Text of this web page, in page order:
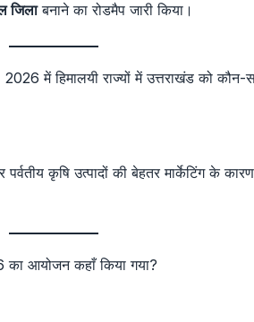
जिलाबनाने का रोडमैप जारी किया।
में हिमालयी राज्यों में उत्तराखंड को कौन-
कृषि उत्पादों की बेहतर मार्केटिंग के कारण
का आयोजन कहाँ किया गया?